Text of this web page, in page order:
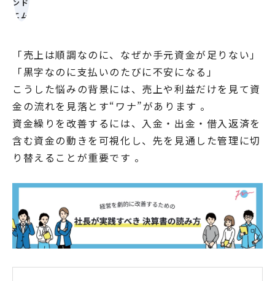
「売上は順調なのに、なぜか手元資金が足りない」
「黒字なのに支払いのたびに不安になる」
こうした悩みの背景には、売上や利益だけを見て資
金の流れを見落とす“ワナ”があります 。
資金繰りを改善するには、入金・出金・借入返済を
含む資金の動きを可視化し、先を見通した管理に切
り替えることが重要です 。